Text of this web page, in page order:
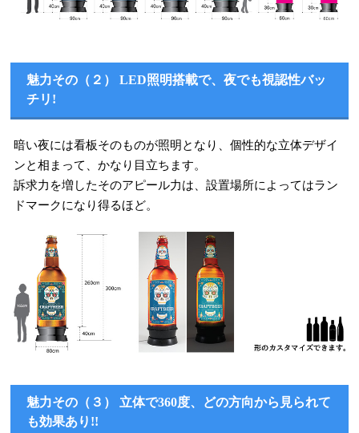
魅力その（２） LED照明搭載で、夜でも視認性バッ
チリ!
暗い夜には看板そのものが照明となり、個性的な立体デザイ
ンと相まって、かなり目立ちます。
訴求力を増したそのアピール力は、設置場所によってはラン
ドマークになり得るほど。
魅力その（３） 立体で360度、どの方向から見られて
も効果あり!!